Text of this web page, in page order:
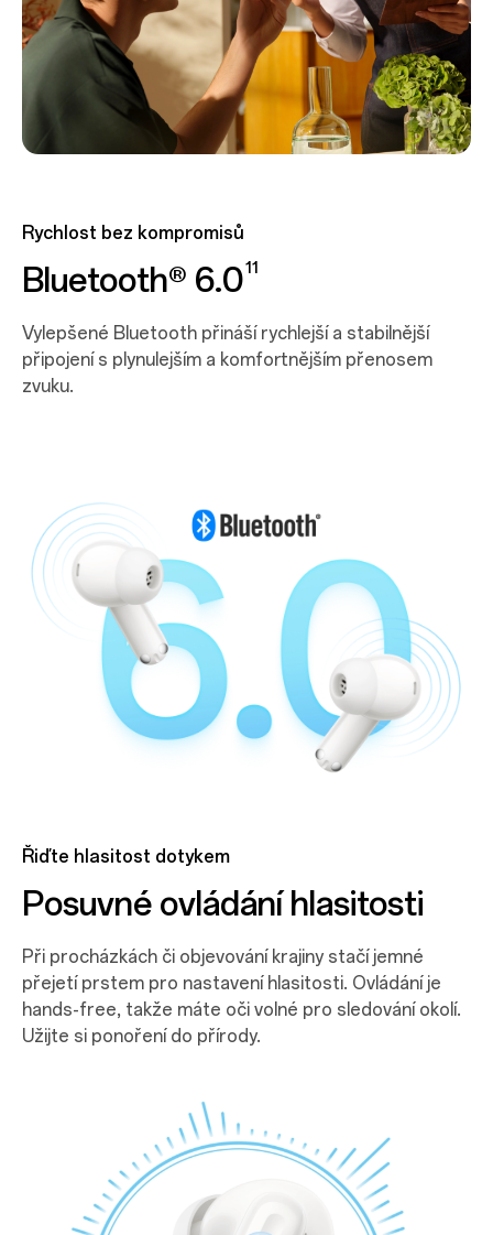
Rychlost bez kompromisů
Bluetooth® 6.011
Vylepšené Bluetooth přináší rychlejší a stabilnější
připojení s plynulejším a komfortnějším přenosem
zvuku.
Řiďte hlasitost dotykem
Posuvné ovládání hlasitosti
Při procházkách či objevování krajiny stačí jemné
přejetí prstem pro nastavení hlasitosti. Ovládání je
hands-free, takže máte oči volné pro sledování okolí.
Užijte si ponoření do přírody.